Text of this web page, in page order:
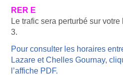
RER E
Le trafic sera perturbé sur
3.
Pour consulter les horaires
Lazare et Chelles Gournay,
l’affiche PDF.